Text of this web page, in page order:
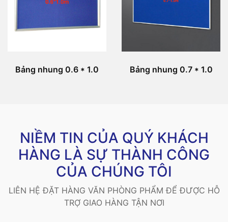
Bảng nhung 0.6 * 1.0 Bảng nhung 0.7 * 1.0
NIỀM TIN CỦA QUÝ KHÁCH
HÀNG LÀ SỰ THÀNH CÔNG
CỦA CHÚNG TÔI
LIÊN HỆ ĐẶT HÀNG VĂN PHÒNG PHẨM ĐỂ ĐƯỢC HỖ
TRỢ GIAO HÀNG TẬN NƠI